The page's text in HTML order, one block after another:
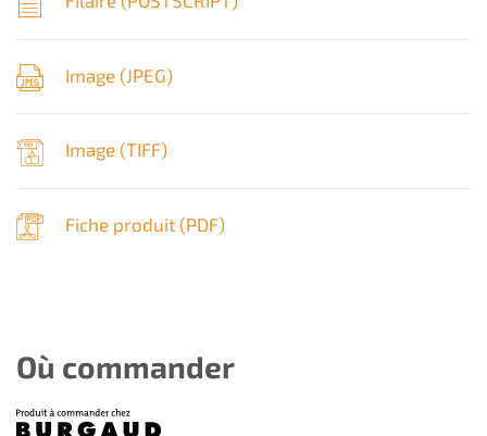
Image (JPEG)
Image (TIFF)
Fiche produit (PDF)
Où commander